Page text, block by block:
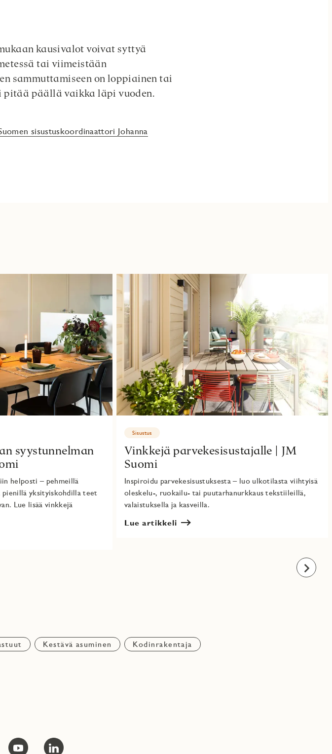
kausivalot voivat syttyä
tai viimeistään
sammuttamiseen on loppiainen tai
pitää päällä vaikka läpi vuoden.
sisustuskoordinaattori Johanna
syystunnelman
helposti – pehmeillä
yksityiskohdilla teet
Lue lisää vinkkejä
Sisustus
Vinkkejä parvekesisustajalle | JM
Suomi
Inspiroidu parvekesisustuksesta – luo ulkotilasta viihtyisä
oleskelu-, ruokailu- tai puutarhanurkkaus tekstiileillä,
valaistuksella ja kasveilla.
Lue artikkeli
Kestävä asuminen Kodinrakentaja